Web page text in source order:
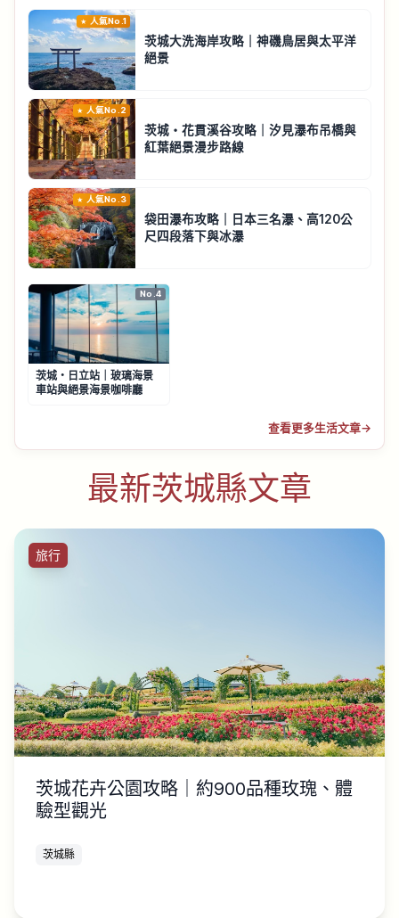
人氣No.1
茨城大洗海岸攻略｜神磯鳥居與太平洋
絕景
人氣No.2
茨城・花貫溪谷攻略｜汐見瀑布吊橋與
紅葉絕景漫步路線
人氣No.3
袋田瀑布攻略｜日本三名瀑、高120公
尺四段落下與冰瀑
No.4
茨城・日立站｜玻璃海景
車站與絕景海景咖啡廳
查看更多生活文章→
最新茨城縣文章
旅行
茨城花卉公園攻略｜約900品種玫瑰、體
驗型觀光
茨城縣